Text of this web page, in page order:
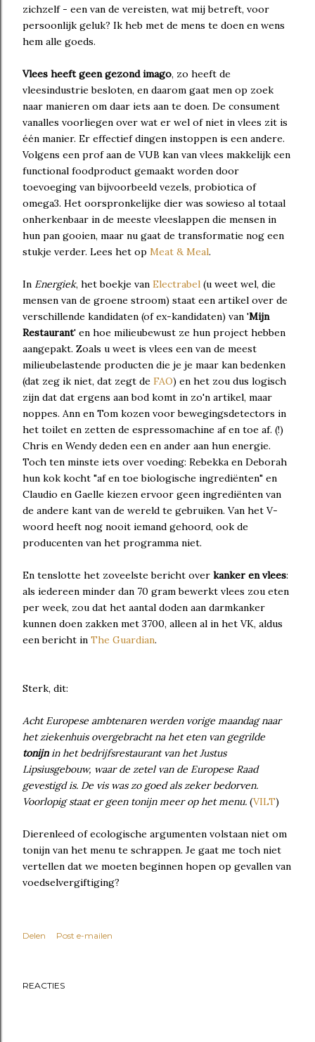
zichzelf - een van de vereisten, wat mij betreft, voor
persoonlijk geluk? Ik heb met de mens te doen en wens
hem alle goeds.
Vlees heeft geen gezond imago, zo heeft de
vleesindustrie besloten, en daarom gaat men op zoek
naar manieren om daar iets aan te doen. De consument
vanalles voorliegen over wat er wel of niet in vlees zit is
één manier. Er effectief dingen instoppen is een andere.
Volgens een prof aan de VUB kan van vlees makkelijk een
functional foodproduct gemaakt worden door
toevoeging van bijvoorbeeld vezels, probiotica of
omega3. Het oorspronkelijke dier was sowieso al totaal
onherkenbaar in de meeste vleeslappen die mensen in
hun pan gooien, maar nu gaat de transformatie nog een
stukje verder. Lees het op Meat & Meal.
In Energiek, het boekje van Electrabel (u weet wel, die
mensen van de groene stroom) staat een artikel over de
verschillende kandidaten (of ex-kandidaten) van 'Mijn
Restaurant' en hoe milieubewust ze hun project hebben
aangepakt. Zoals u weet is vlees een van de meest
milieubelastende producten die je je maar kan bedenken
(dat zeg ik niet, dat zegt de FAO) en het zou dus logisch
zijn dat dat ergens aan bod komt in zo'n artikel, maar
noppes. Ann en Tom kozen voor bewegingsdetectors in
het toilet en zetten de espressomachine af en toe af. (!)
Chris en Wendy deden een en ander aan hun energie.
Toch ten minste iets over voeding: Rebekka en Deborah
hun kok kocht "af en toe biologische ingrediënten" en
Claudio en Gaelle kiezen ervoor geen ingrediënten van
de andere kant van de wereld te gebruiken. Van het V-
woord heeft nog nooit iemand gehoord, ook de
producenten van het programma niet.
En tenslotte het zoveelste bericht over kanker en vlees:
als iedereen minder dan 70 gram bewerkt vlees zou eten
per week, zou dat het aantal doden aan darmkanker
kunnen doen zakken met 3700, alleen al in het VK, aldus
een bericht in The Guardian.
Sterk, dit:
Acht Europese ambtenaren werden vorige maandag naar
het ziekenhuis overgebracht na het eten van gegrilde
tonijnin het bedrijfsrestaurant van het Justus
Lipsiusgebouw, waar de zetel van de Europese Raad
gevestigd is. De vis was zo goed als zeker bedorven.
Voorlopig staat er geen tonijn meer op het menu. (VILT)
Dierenleed of ecologische argumenten volstaan niet om
tonijn van het menu te schrappen. Je gaat me toch niet
vertellen dat we moeten beginnen hopen op gevallen van
voedselvergiftiging?
Delen Post e-mailen
REACTIES